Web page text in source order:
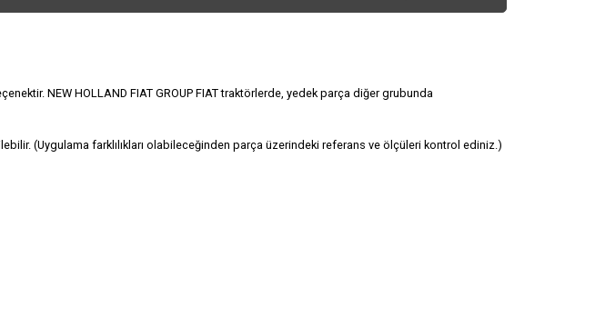
NEW HOLLAND FIAT GROUP FIAT traktörlerde, yedek parça diğer grubunda
(Uygulama farklılıkları olabileceğinden parça üzerindeki referans ve ölçüleri kontrol ediniz.)